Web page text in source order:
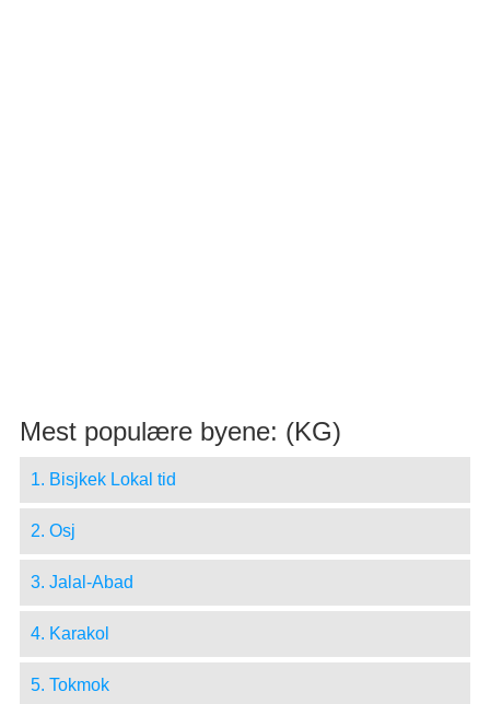
Mest populære byene: (KG)
1. Bisjkek Lokal tid
2. Osj
3. Jalal-Abad
4. Karakol
5. Tokmok